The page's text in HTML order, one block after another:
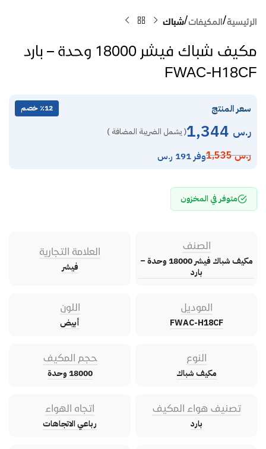
الرئيسية المكيفات شباك
مكيف شباك فيشر 18000 وحدة – بارد
FWAC-H18CF
سعر المنتج ٪12 خصم
ر.س ( يشمل الضريبة المضافة )
ر.س1,535 وفر 191 ر.س
متوفر في المخزون
الصنف
مكيف شباك فيشر 18000 وحدة –
بارد
العلامة التجارية
فيشر
الموديل
FWAC-H18CF
اللون
أبيض
النوع
مكيف شباك
حجم المكيف
18000 وحدة
تصنيف هواء المكيف
بارد
اتجاه الهواء
رباعي الاتجاهات